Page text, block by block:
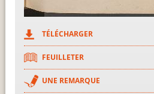
TÉLÉCHARGER
FEUILLETER
UNE REMARQUE